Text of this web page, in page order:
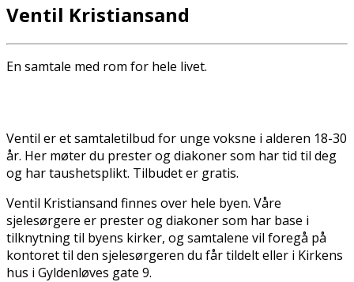
Ventil Kristiansand
En samtale med rom for hele livet.
Ventil er et samtaletilbud for unge voksne i alderen 18-30
år. Her møter du prester og diakoner som har tid til deg
og har taushetsplikt. Tilbudet er gratis.
Ventil Kristiansand finnes over hele byen. Våre
sjelesørgere er prester og diakoner som har base i
tilknytning til byens kirker, og samtalene vil foregå på
kontoret til den sjelesørgeren du får tildelt eller i Kirkens
hus i Gyldenløves gate 9.